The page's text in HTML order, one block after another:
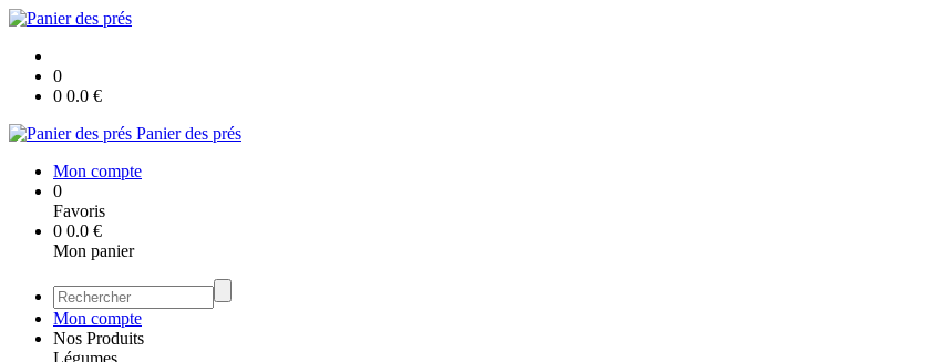
0
0 0.0 €
Panier des prés
Mon compte
0
Favoris
0 0.0 €
Mon panier
Mon compte
Nos Produits
Légumes